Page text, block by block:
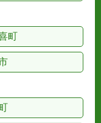
町